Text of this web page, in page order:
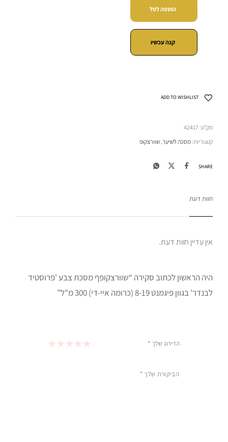
הוספה לסל
קנה עכשיו
ADD TO WISHLIST
מק"ט: 42417
קטגוריות: מסכה לשיער, שוורצקופ
SHARE
חוות דעת
אין עדיין חוות דעת.
היה הראשון לכתוב סקירה “שוורצקופף מסכת צבע 'פרוסטיד
לבנדר' בגוון פיגמנט 8-19 (כרומה איי-די) 300 מ"ל”
הדירוג שלך * 1 מתוך 5 כוכבים 2 מתוך 5 כוכבים 3 מתוך 5 כוכבים 4 מתוך 5 כוכבים